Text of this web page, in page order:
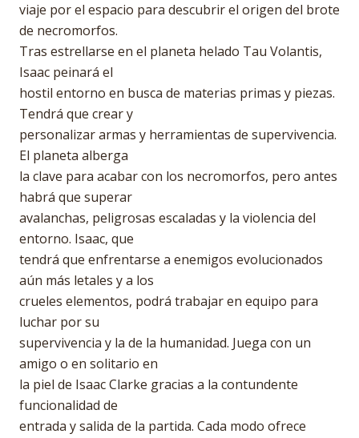
viaje por el espacio para descubrir el origen del brote
de necromorfos.
Tras estrellarse en el planeta helado Tau Volantis,
Isaac peinará el
hostil entorno en busca de materias primas y piezas.
Tendrá que crear y
personalizar armas y herramientas de supervivencia.
El planeta alberga
la clave para acabar con los necromorfos, pero antes
habrá que superar
avalanchas, peligrosas escaladas y la violencia del
entorno. Isaac, que
tendrá que enfrentarse a enemigos evolucionados
aún más letales y a los
crueles elementos, podrá trabajar en equipo para
luchar por su
supervivencia y la de la humanidad. Juega con un
amigo o en solitario en
la piel de Isaac Clarke gracias a la contundente
funcionalidad de
entrada y salida de la partida. Cada modo ofrece